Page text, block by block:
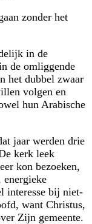
zonder het
in de
de omliggende
het dubbel zwaar
volgen en
hun Arabische
jaar werden drie
kerk leek
kon bezoeken,
energieke
interesse bij niet-
want Christus,
Zijn gemeente.